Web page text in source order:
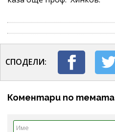
СПОДЕЛИ:
Коментари по темата